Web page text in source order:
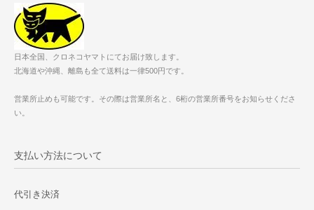
日本全国、クロネコヤマトにてお届け致します。
北海道や沖縄、離島も全て送料は一律500円です。
営業所止めも可能です。その際は営業所名と、6桁の営業所番号をお知らせくださ
い。
支払い方法について
代引き決済